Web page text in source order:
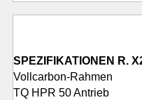
SPEZIFIKATIONEN R.
Vollcarbon-Rahmen
TQ HPR 50 Antrieb